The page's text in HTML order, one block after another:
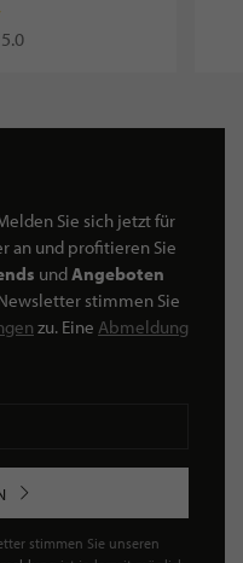
Sie sich jetzt für
an und profitieren Sie
undAngeboten
stimmen Sie
zu. Eine Abmeldung
stimmen Sie unseren